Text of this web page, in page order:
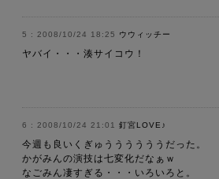
2008/10/24 18:25 ウウィッチー
ヤバイ・・・湊サイコウ！
2008/10/24 21:01 釘宮LOVE♪
今週も良いくぎゅううううううだった。
かがみんの演技は七変化だなぁｗ
なごみん凄すぎる・・・いろいろと。